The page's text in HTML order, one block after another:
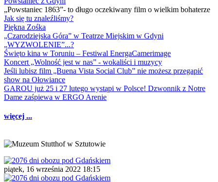
„Powstaniec 1863”- to długo oczekiwany film o wielkim bohaterze
Jak się tu znaleźliśmy?
Piękna Zośka
„Czarodziejska Góra” w Teatrze Miejskim w Gdyni
„WYZWOLENIE”...?
Święto kina w Toruniu – Festiwal EnergaCamerimage
Koncert „Wolność jest w nas” - wokaliści i muzycy
Jeśli lubisz film „Buena Vista Social Club” nie możesz przegapić
show na Ołowiance
GAROU już 25 i 27 lutego wystąpi w Polsce! Dzwonnik z Notre
Dame zaśpiewa w ERGO Arenie
więcej ...
piątek, 16 września 2022 18:15